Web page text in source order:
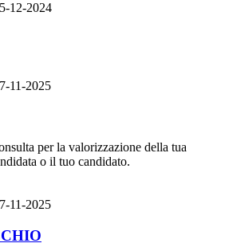
12-2024
11-2025
per la valorizzazione della tua
o il tuo candidato.
11-2025